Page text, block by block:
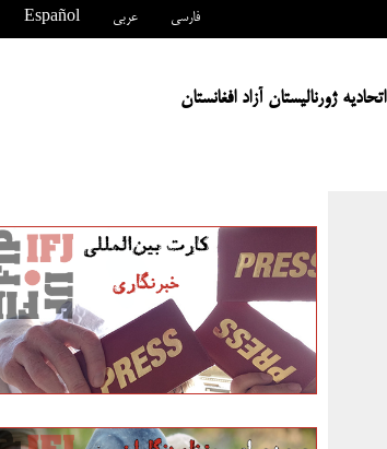
Español عربی فارسی
اتحادیه ژورنالیستان آزاد افغانستان